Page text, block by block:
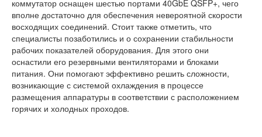
коммутатор оснащен шестью портами 40GbE QSFP+, чего
вполне достаточно для обеспечения невероятной скорости
восходящих соединений. Стоит также отметить, что
специалисты позаботились и о сохранении стабильности
рабочих показателей оборудования. Для этого они
оснастили его резервными вентиляторами и блоками
питания. Они помогают эффективно решить сложности,
возникающие с системой охлаждения в процессе
размещения аппаратуры в соответствии с расположением
горячих и холодных проходов.